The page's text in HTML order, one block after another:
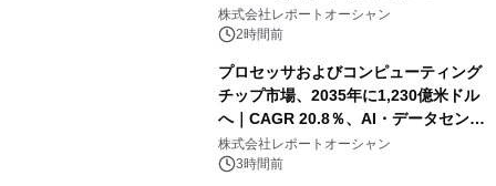
株式会社レポートオーシャン
2時間前
プロセッサおよびコンピューティング
チップ市場、2035年に1,230億米ドル
へ｜CAGR 20.8％、AI・データセンタ
ー需要が成長を牽引
株式会社レポートオーシャン
3時間前